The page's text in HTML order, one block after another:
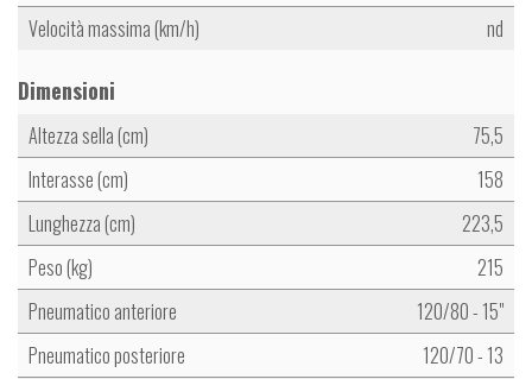
Velocità massima (km/h)
nd
Dimensioni
Altezza sella (cm)
75,5
Interasse (cm)
158
Lunghezza (cm)
223,5
Peso (kg)
215
Pneumatico anteriore
120/80 - 15"
Pneumatico posteriore
120/70 - 13